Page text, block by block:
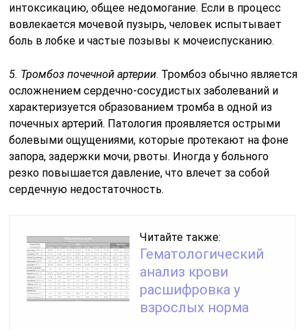
интоксикацию, общее недомогание. Если в процесс
вовлекается мочевой пузырь, человек испытывает
боль в лобке и частые позывы к мочеиспусканию.
5. Тромбоз почечной артерии. Тромбоз обычно является
осложнением сердечно-сосудистых заболеваний и
характеризуется образованием тромба в одной из
почечных артерий. Патология проявляется острыми
болевыми ощущениями, которые протекают на фоне
запора, задержки мочи, рвоты. Иногда у больного
резко повышается давление, что влечет за собой
сердечную недостаточность.
Читайте также:
Гематологический
анализ крови
расшифровка у
взрослых норма